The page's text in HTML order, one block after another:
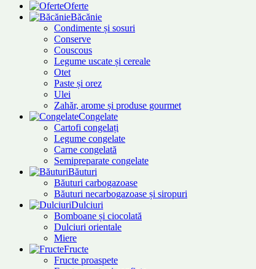
Oferte
Băcănie
Condimente și sosuri
Conserve
Couscous
Legume uscate și cereale
Otet
Paste și orez
Ulei
Zahăr, arome și produse gourmet
Congelate
Cartofi congelați
Legume congelate
Carne congelată
Semipreparate congelate
Băuturi
Băuturi carbogazoase
Băuturi necarbogazoase și siropuri
Dulciuri
Bomboane și ciocolată
Dulciuri orientale
Miere
Fructe
Fructe proaspete